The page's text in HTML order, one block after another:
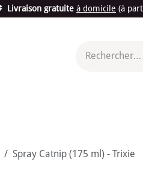
Livraison gratuite à domicile (à
Spray Catnip (175 ml) - Trixie